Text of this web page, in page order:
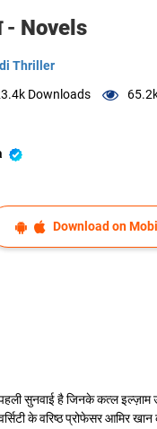
- Novels
Thriller
Downloads
Download on
सुनवाई है जिनके कत्ल इल्ज़ाम
के वरिष्ठ प्रोफेसर आमिर